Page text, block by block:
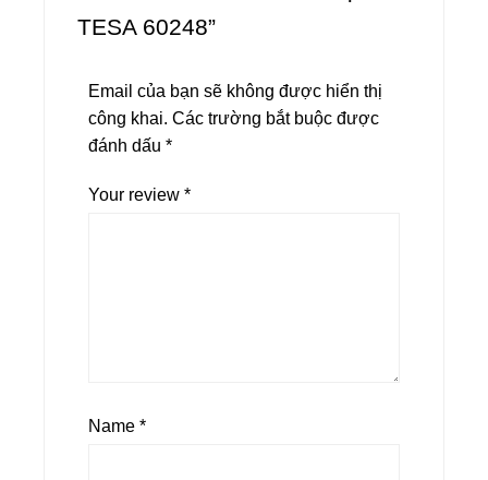
TESA 60248”
Email của bạn sẽ không được hiển thị
công khai. Các trường bắt buộc được
đánh dấu *
Your review *
Name *